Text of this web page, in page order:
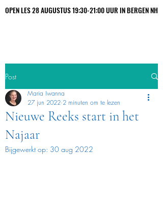
OPEN LES 28 AUGUSTUS 19:30-21:00 UUR IN BERGEN NH
OPEN LES 28 AUGUSTUS 19:30-21:00 UUR IN BERGEN NH
Post
Nieuwe Reeks start in het
Najaar
Maria Iwanna
27 jun 2022 2 minuten om te lezen
Bijgewerkt op: 30 aug 2022